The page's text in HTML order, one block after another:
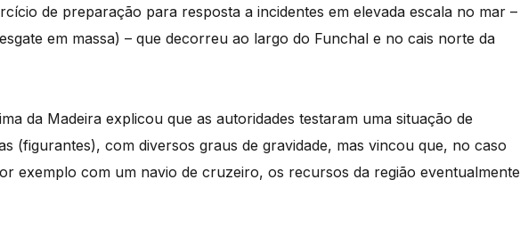
de preparação para resposta a incidentes em elevada escala no mar –
em massa) – que decorreu ao largo do Funchal e no cais norte da
da Madeira explicou que as autoridades testaram uma situação de
(figurantes), com diversos graus de gravidade, mas vincou que, no caso
exemplo com um navio de cruzeiro, os recursos da região eventualmente